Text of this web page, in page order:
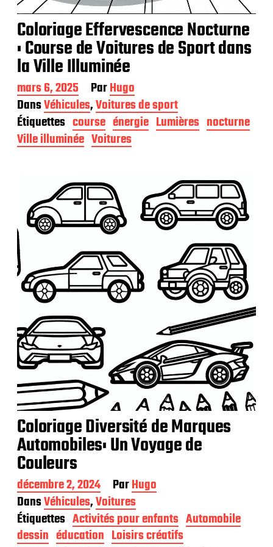
Coloriage Effervescence Nocturne
: Course de Voitures de Sport dans
la Ville Illuminée
D
a
t
e
d
e
a
t
i
o
n
mars 6, 2025 ParHugo
DansVéhicules,Voitures de sport
Étiquettes course énergie Lumières nocturne
Ville illuminée Voitures
Coloriage Diversité de Marques
Automobiles: Un Voyage de
Couleurs
D
a
t
e
d
décembre 2, 2024 ParHugo
DansVéhicules,Voitures
Étiquettes Activités pour enfants Automobile
dessin éducation Loisirs créatifs